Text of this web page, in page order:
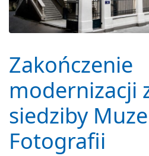
Zakończenie
modernizacji
siedziby
Fotografii